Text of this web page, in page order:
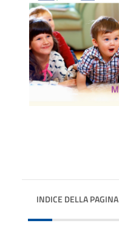
INDICE DELLA PAGINA